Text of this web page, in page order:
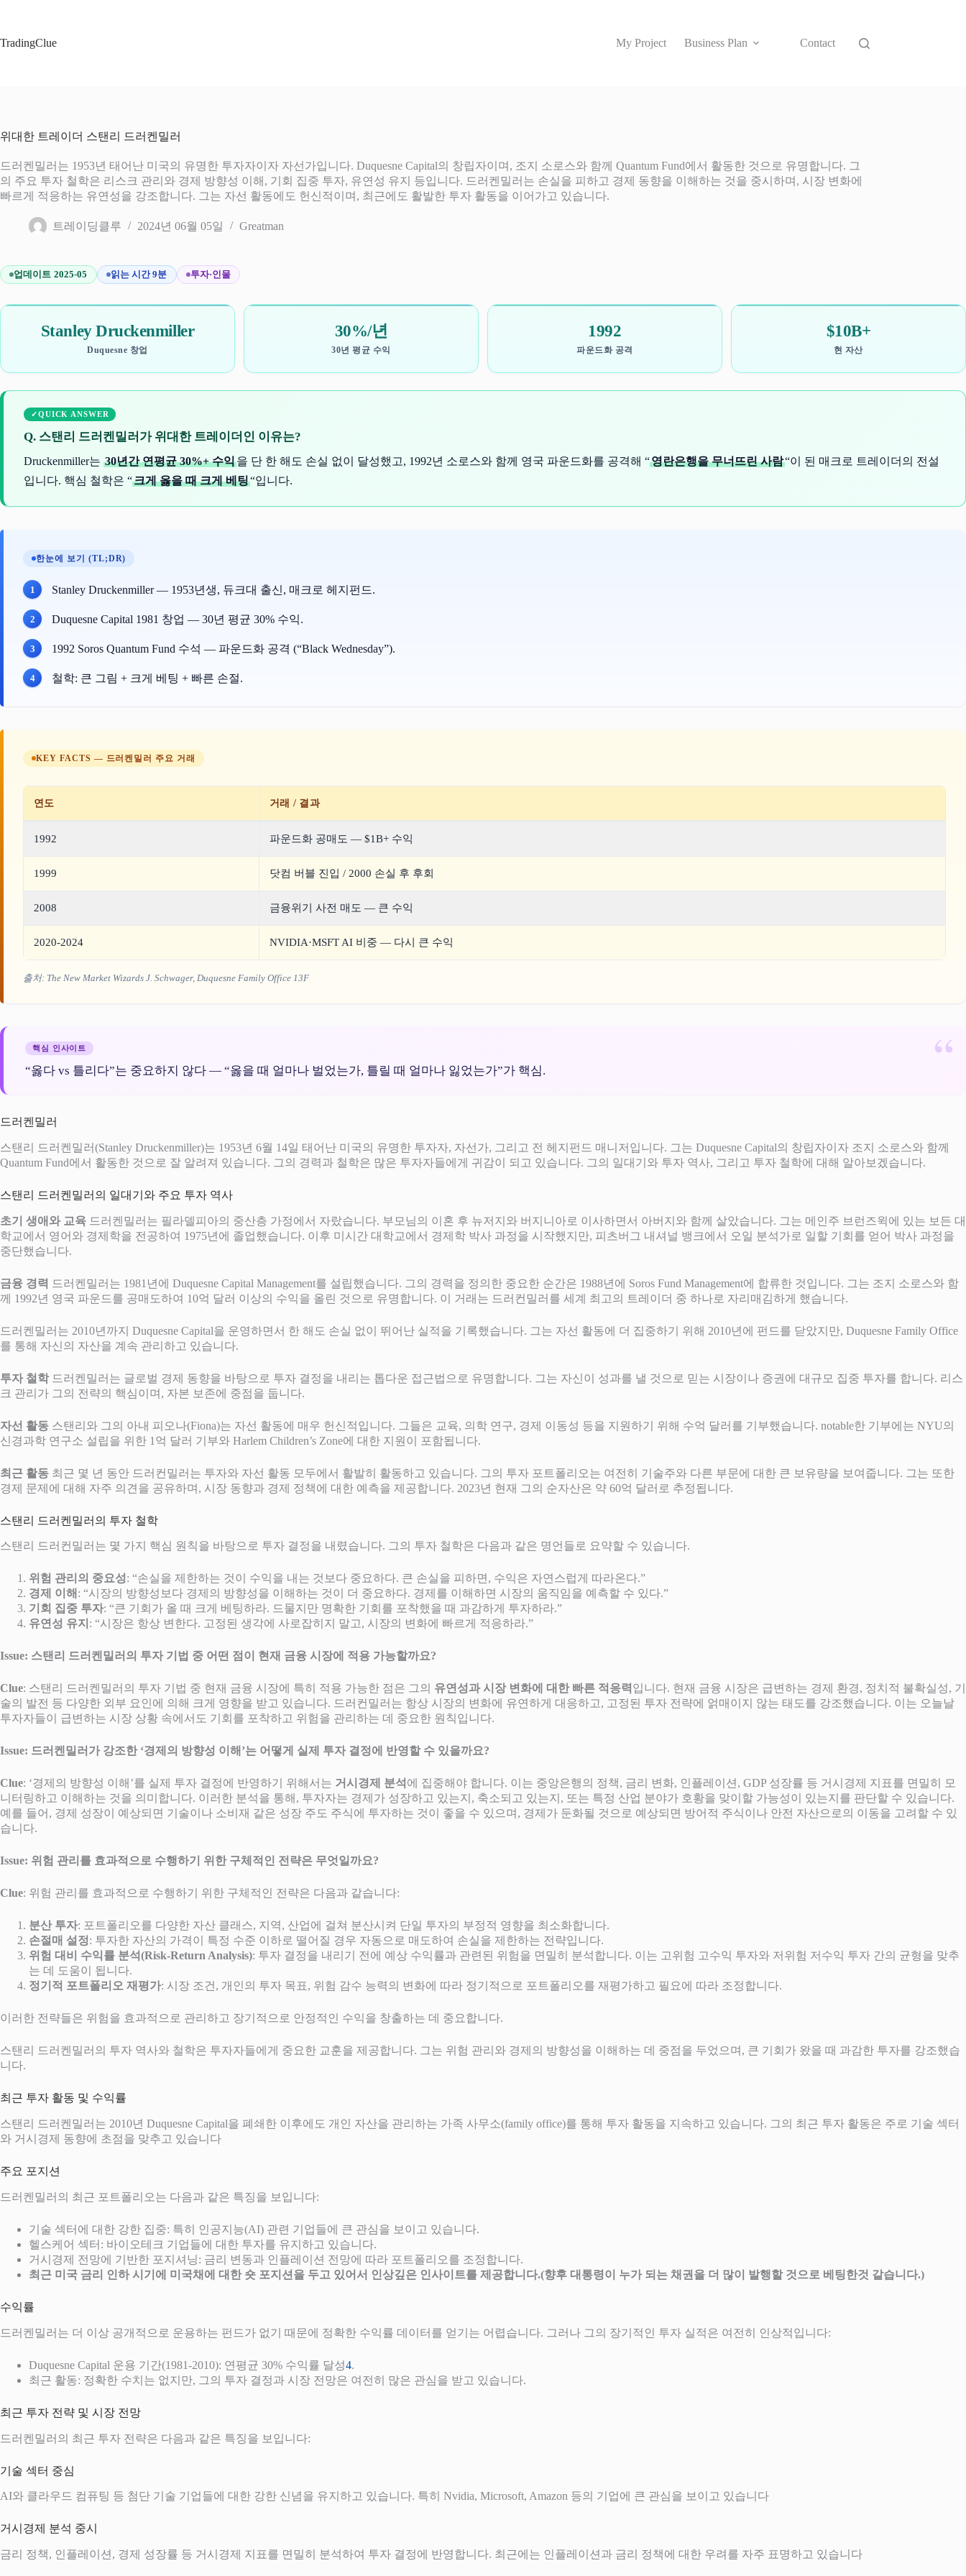
으
TradingClue My Project Business Plan Contact
위대한 트레이더 스탠리 드러켄밀러
드러켄밀러는 1953년 태어난 미국의 유명한 투자자이자 자선가입니다. Duquesne Capital의 창립자이며, 조지 소로스와 함께 Quantum Fund에서 활동한 것으로 유명합니다. 그
의 주요 투자 철학은 리스크 관리와 경제 방향성 이해, 기회 집중 투자, 유연성 유지 등입니다. 드러켄밀러는 손실을 피하고 경제 동향을 이해하는 것을 중시하며, 시장 변화에
빠르게 적응하는 유연성을 강조합니다. 그는 자선 활동에도 헌신적이며, 최근에도 활발한 투자 활동을 이어가고 있습니다.
트레이딩클루 2024년 06월 05일 Greatman
업데이트 2025-05 읽는 시간 9분 투자·인물
Stanley Druckenmiller
Duquesne 창업
30%/년
30년 평균 수익
1992
파운드화 공격
$10B+
현 자산
QUICK ANSWER
Q. 스탠리 드러켄밀러가 위대한 트레이더인 이유는?
Druckenmiller는 30년간 연평균 30%+ 수익을 단 한 해도 손실 없이 달성했고, 1992년 소로스와 함께 영국 파운드화를 공격해 “영란은행을 무너뜨린 사람“이 된 매크로 트레이더의 전설
입니다. 핵심 철학은 “크게 옳을 때 크게 베팅“입니다.
한눈에 보기 (TL;DR)
Stanley Druckenmiller — 1953년생, 듀크대 출신, 매크로 헤지펀드.
Duquesne Capital 1981 창업 — 30년 평균 30% 수익.
1992 Soros Quantum Fund 수석 — 파운드화 공격 (“Black Wednesday”).
철학: 큰 그림 + 크게 베팅 + 빠른 손절.
KEY FACTS — 드러켄밀러 주요 거래
연도 거래 / 결과
1992 파운드화 공매도 — $1B+ 수익
1999 닷컴 버블 진입 / 2000 손실 후 후회
2008 금융위기 사전 매도 — 큰 수익
2020-2024 NVIDIA·MSFT AI 비중 — 다시 큰 수익
출처: The New Market Wizards J. Schwager, Duquesne Family Office 13F
핵심 인사이트
“옳다 vs 틀리다”는 중요하지 않다 — “옳을 때 얼마나 벌었는가, 틀릴 때 얼마나 잃었는가”가 핵심.
드러켄밀러
스탠리 드러켄밀러(Stanley Druckenmiller)는 1953년 6월 14일 태어난 미국의 유명한 투자자, 자선가, 그리고 전 헤지펀드 매니저입니다. 그는 Duquesne Capital의 창립자이자 조지 소로스와 함께
Quantum Fund에서 활동한 것으로 잘 알려져 있습니다. 그의 경력과 철학은 많은 투자자들에게 귀감이 되고 있습니다. 그의 일대기와 투자 역사, 그리고 투자 철학에 대해 알아보겠습니다.
스탠리 드러켄밀러의 일대기와 주요 투자 역사
초기 생애와 교육 드러켄밀러는 필라델피아의 중산층 가정에서 자랐습니다. 부모님의 이혼 후 뉴저지와 버지니아로 이사하면서 아버지와 함께 살았습니다. 그는 메인주 브런즈윅에 있는 보든 대
학교에서 영어와 경제학을 전공하여 1975년에 졸업했습니다. 이후 미시간 대학교에서 경제학 박사 과정을 시작했지만, 피츠버그 내셔널 뱅크에서 오일 분석가로 일할 기회를 얻어 박사 과정을
중단했습니다​.
금융 경력 드러켄밀러는 1981년에 Duquesne Capital Management를 설립했습니다. 그의 경력을 정의한 중요한 순간은 1988년에 Soros Fund Management에 합류한 것입니다. 그는 조지 소로스와 함
께 1992년 영국 파운드를 공매도하여 10억 달러 이상의 수익을 올린 것으로 유명합니다. 이 거래는 드러컨밀러를 세계 최고의 트레이더 중 하나로 자리매김하게 했습니다​.
드러켄밀러는 2010년까지 Duquesne Capital을 운영하면서 한 해도 손실 없이 뛰어난 실적을 기록했습니다. 그는 자선 활동에 더 집중하기 위해 2010년에 펀드를 닫았지만, Duquesne Family Office
를 통해 자신의 자산을 계속 관리하고 있습니다.
투자 철학드러켄밀러는 글로벌 경제 동향을 바탕으로 투자 결정을 내리는 톱다운 접근법으로 유명합니다. 그는 자신이 성과를 낼 것으로 믿는 시장이나 증권에 대규모 집중 투자를 합니다. 리스
크 관리가 그의 전략의 핵심이며, 자본 보존에 중점을 둡니다​.
자선 활동 스탠리와 그의 아내 피오나(Fiona)는 자선 활동에 매우 헌신적입니다. 그들은 교육, 의학 연구, 경제 이동성 등을 지원하기 위해 수억 달러를 기부했습니다. notable한 기부에는 NYU의
신경과학 연구소 설립을 위한 1억 달러 기부와 Harlem Children’s Zone에 대한 지원이 포함됩니다.
최근 활동 최근 몇 년 동안 드러컨밀러는 투자와 자선 활동 모두에서 활발히 활동하고 있습니다. 그의 투자 포트폴리오는 여전히 기술주와 다른 부문에 대한 큰 보유량을 보여줍니다. 그는 또한
경제 문제에 대해 자주 의견을 공유하며, 시장 동향과 경제 정책에 대한 예측을 제공합니다. 2023년 현재 그의 순자산은 약 60억 달러로 추정됩니다​.
스탠리 드러켄밀러의 투자 철학
스탠리 드러컨밀러는 몇 가지 핵심 원칙을 바탕으로 투자 결정을 내렸습니다. 그의 투자 철학은 다음과 같은 명언들로 요약할 수 있습니다.
위험 관리의 중요성: “손실을 제한하는 것이 수익을 내는 것보다 중요하다. 큰 손실을 피하면, 수익은 자연스럽게 따라온다.”
경제 이해 : “시장의 방향성보다 경제의 방향성을 이해하는 것이 더 중요하다. 경제를 이해하면 시장의 움직임을 예측할 수 있다.”
기회 집중 투자: “큰 기회가 올 때 크게 베팅하라. 드물지만 명확한 기회를 포착했을 때 과감하게 투자하라.”
유연성 유지 : “시장은 항상 변한다. 고정된 생각에 사로잡히지 말고, 시장의 변화에 빠르게 적응하라.”
Issue: 스탠리 드러켄밀러의 투자 기법 중 어떤 점이 현재 금융 시장에 적용 가능할까요?
Clue: 스탠리 드러켄밀러의 투자 기법 중 현재 금융 시장에 특히 적용 가능한 점은 그의 유연성과 시장 변화에 대한 빠른 적응력 입니다. 현재 금융 시장은 급변하는 경제 환경, 정치적 불확실성, 기
술의 발전 등 다양한 외부 요인에 의해 크게 영향을 받고 있습니다. 드러컨밀러는 항상 시장의 변화에 유연하게 대응하고, 고정된 투자 전략에 얽매이지 않는 태도를 강조했습니다. 이는 오늘날
투자자들이 급변하는 시장 상황 속에서도 기회를 포착하고 위험을 관리하는 데 중요한 원칙입니다.
Issue: 드러켄밀러가 강조한 ‘경제의 방향성 이해’는 어떻게 실제 투자 결정에 반영할 수 있을까요?
Clue: ‘경제의 방향성 이해’를 실제 투자 결정에 반영하기 위해서는 거시경제 분석 에 집중해야 합니다. 이는 중앙은행의 정책, 금리 변화, 인플레이션, GDP 성장률 등 거시경제 지표를 면밀히 모
니터링하고 이해하는 것을 의미합니다. 이러한 분석을 통해, 투자자는 경제가 성장하고 있는지, 축소되고 있는지, 또는 특정 산업 분야가 호황을 맞이할 가능성이 있는지를 판단할 수 있습니다.
예를 들어, 경제 성장이 예상되면 기술이나 소비재 같은 성장 주도 주식에 투자하는 것이 좋을 수 있으며, 경제가 둔화될 것으로 예상되면 방어적 주식이나 안전 자산으로의 이동을 고려할 수 있
습니다.
Issue: 위험 관리를 효과적으로 수행하기 위한 구체적인 전략은 무엇일까요?
Clue: 위험 관리를 효과적으로 수행하기 위한 구체적인 전략은 다음과 같습니다:
분산 투자: 포트폴리오를 다양한 자산 클래스, 지역, 산업에 걸쳐 분산시켜 단일 투자의 부정적 영향을 최소화합니다.
손절매 설정: 투자한 자산의 가격이 특정 수준 이하로 떨어질 경우 자동으로 매도하여 손실을 제한하는 전략입니다.
위험 대비 수익률 분석(Risk-Return Analysis): 투자 결정을 내리기 전에 예상 수익률과 관련된 위험을 면밀히 분석합니다. 이는 고위험 고수익 투자와 저위험 저수익 투자 간의 균형을 맞추
는 데 도움이 됩니다.
정기적 포트폴리오 재평가: 시장 조건, 개인의 투자 목표, 위험 감수 능력의 변화에 따라 정기적으로 포트폴리오를 재평가하고 필요에 따라 조정합니다.
이러한 전략들은 위험을 효과적으로 관리하고 장기적으로 안정적인 수익을 창출하는 데 중요합니다.
스탠리 드러켄밀러의 투자 역사와 철학은 투자자들에게 중요한 교훈을 제공합니다. 그는 위험 관리와 경제의 방향성을 이해하는 데 중점을 두었으며, 큰 기회가 왔을 때 과감한 투자를 강조했습
니다.
최근 투자 활동 및 수익률
스탠리 드러켄밀러는 2010년 Duquesne Capital을 폐쇄한 이후에도 개인 자산을 관리하는 가족 사무소(family office)를 통해 투자 활동을 지속하고 있습니다. 그의 최근 투자 활동은 주로 기술 섹터
와 거시경제 동향에 초점을 맞추고 있습니다
주요 포지션
드러켄밀러의 최근 포트폴리오는 다음과 같은 특징을 보입니다:
기술 섹터에 대한 강한 집중: 특히 인공지능(AI) 관련 기업들에 큰 관심을 보이고 있습니다.
헬스케어 섹터: 바이오테크 기업들에 대한 투자를 유지하고 있습니다.
거시경제 전망에 기반한 포지셔닝: 금리 변동과 인플레이션 전망에 따라 포트폴리오를 조정합니다.
최근 미국 금리 인하 시기에 미국채에 대한 숏 포지션을 두고 있어서 인상깊은 인사이트를 제공합니다.(향후 대통령이 누가 되는 채권을 더 많이 발행할 것으로 베팅한것 같습니다.)
수익률
드러켄밀러는 더 이상 공개적으로 운용하는 펀드가 없기 때문에 정확한 수익률 데이터를 얻기는 어렵습니다. 그러나 그의 장기적인 투자 실적은 여전히 인상적입니다:
Duquesne Capital 운용 기간(1981-2010): 연평균 30% 수익률 달성4.
최근 활동: 정확한 수치는 없지만, 그의 투자 결정과 시장 전망은 여전히 많은 관심을 받고 있습니다.
최근 투자 전략 및 시장 전망
드러켄밀러의 최근 투자 전략은 다음과 같은 특징을 보입니다:
기술 섹터 중심
AI와 클라우드 컴퓨팅 등 첨단 기술 기업들에 대한 강한 신념을 유지하고 있습니다. 특히 Nvidia, Microsoft, Amazon 등의 기업에 큰 관심을 보이고 있습니다
거시경제 분석 중시
금리 정책, 인플레이션, 경제 성장률 등 거시경제 지표를 면밀히 분석하여 투자 결정에 반영합니다. 최근에는 인플레이션과 금리 정책에 대한 우려를 자주 표명하고 있습니다